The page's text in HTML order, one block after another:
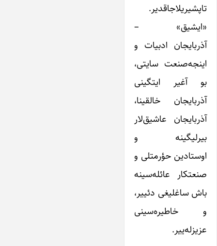
تاپشیریلاجاقدیر.
«ایشیق» –
آذربایجان ادبیات و
اینجه‌صنعت سایتی،
بو آغیر ایتگینی
آذربایجان خالقینا،
آذربایجان عاشیق‌لار
بیرلیگینه و
اوستادین حؤرمتلی و
صنعتکار عائله‌سینه
باش ساغلیغی دئییر،
و خاطیره‌سینی
عزیزله‌ییر.